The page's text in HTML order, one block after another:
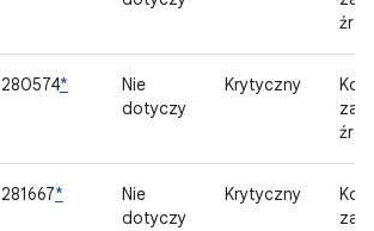
*
Nie
dotyczy
Krytyczny
*
Nie
dotyczy
Krytyczny